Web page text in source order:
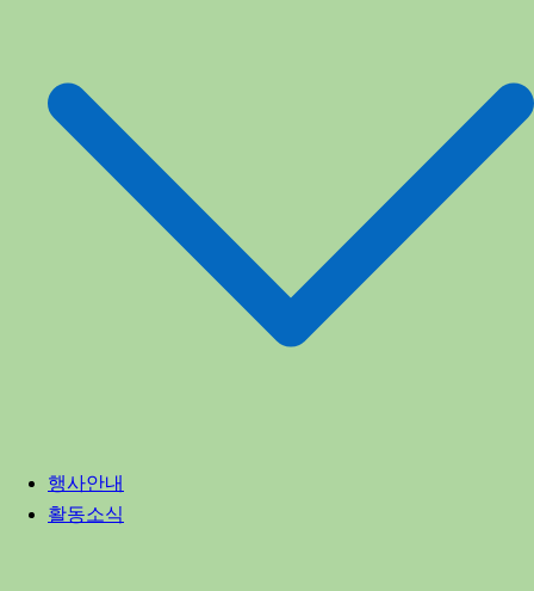
행사안내
활동소식